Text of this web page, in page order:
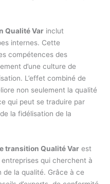
Qualité Var inclut
internes. Cette
compétences des
d’une culture de
L’effet combiné de
non seulement la qualité
qui peut se traduire par
la fidélisation de la
transition Qualité Var est
qui cherchent à
de la qualité. Grâce à ce